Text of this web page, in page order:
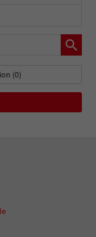
(0)